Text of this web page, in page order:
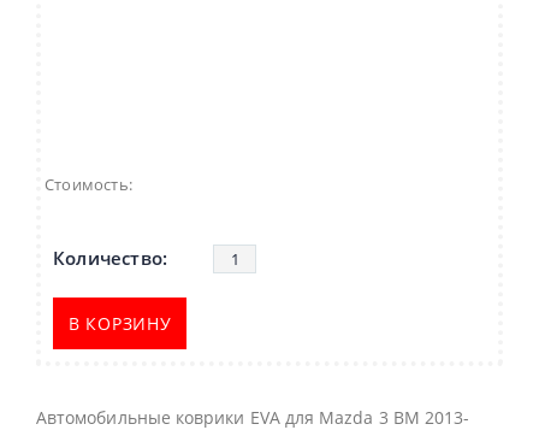
Стоимость:
В КОРЗИНУ
Автомобильные коврики EVA для Mazda 3 BM 2013-